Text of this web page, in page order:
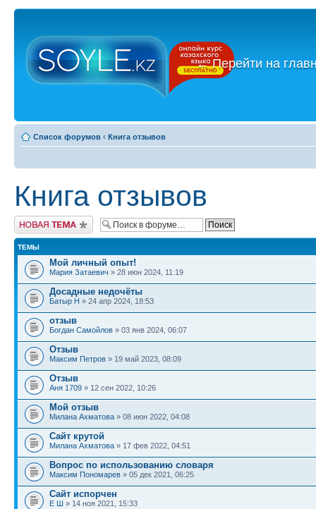
←Перейти на
Список форумов ‹ Книга отзывов
Книга отзывов
Новая тема
ТЕМЫ
Мой личный опыт!
Мария Затаевич » 28 июн 2024, 11:19
Досадные недочёты
Батыр Н » 24 апр 2024, 18:53
отзыв
Богдан Самойлов » 03 янв 2024, 06:07
Отзыв
Максим Петров » 19 май 2023, 08:09
Отзыв
Аня 1709 » 12 сен 2022, 10:26
Мой отзыв
Милана Ахматова » 08 июн 2022, 04:08
Сайт крутой
Милана Ахматова » 17 фев 2022, 04:51
Вопрос по использованию словаря
Максим Пономарев » 05 дек 2021, 06:25
Сайт испорчен
Е Ш » 14 ноя 2021, 15:33